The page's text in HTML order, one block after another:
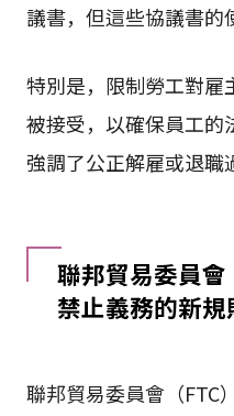
議書，但這些協議書的
特別是，限制勞工對雇
被接受，以確保員工的
強調了公正解雇或退職
聯邦貿易委員
禁止義務的新規
聯邦貿易委員會（FTC